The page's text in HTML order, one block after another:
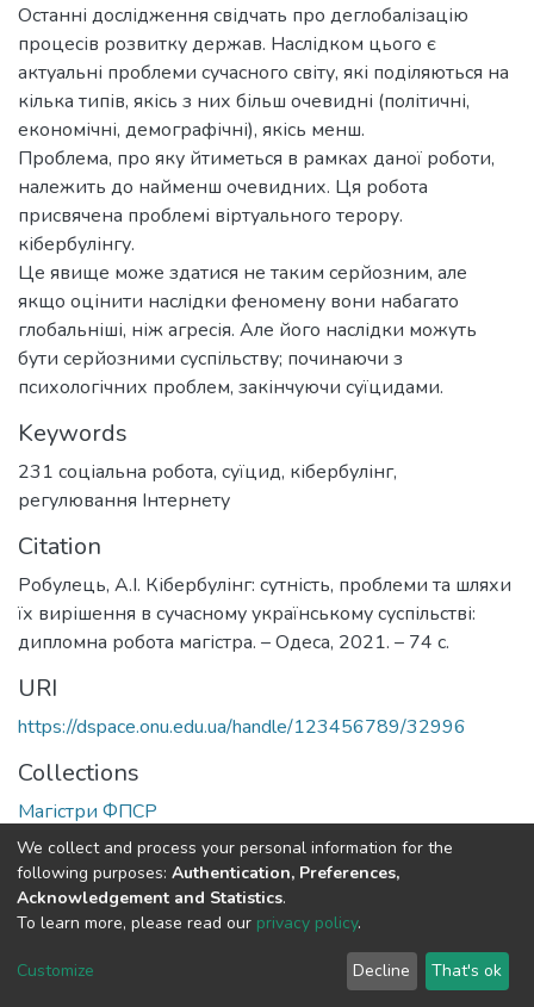
Останні дослідження свідчать про деглобалізацію
процесів розвитку держав. Наслідком цього є
актуальні проблеми сучасного світу, які поділяються на
кілька типів, якісь з них більш очевидні (політичні,
економічні, демографічні), якісь менш.
Проблема, про яку йтиметься в рамках даної роботи,
належить до найменш очевидних. Ця робота
присвячена проблемі віртуального терору.
кібербулінгу.
Це явище може здатися не таким серйозним, але
якщо оцінити наслідки феномену вони набагато
глобальніші, ніж агресія. Але його наслідки можуть
бути серйозними суспільству; починаючи з
психологічних проблем, закінчуючи суїцидами.
Keywords
231 соціальна робота, суїцид, кібербулінг,
регулювання Інтернету
Citation
Робулець, А.І. Кібербулінг: сутність, проблеми та шляхи
їх вирішення в сучасному українському суспільстві:
дипломна робота магістра. – Одеса, 2021. – 74 с.
URI
https://dspace.onu.edu.ua/handle/123456789/32996
Collections
Магістри ФПСР
Full item page
DSpace software copyright © 2009-2026
Cookie
End User
Agreement
Send
Feedback
We collect and process your personal information for the
following purposes: Authentication, Preferences,
Acknowledgement and Statistics.
To learn more, please read our privacy policy.
Customize Decline That's ok